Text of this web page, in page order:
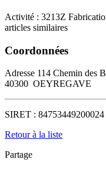
Activité : 3213Z
articles similaires
Coordonnées
Adresse 114 Chemin des
40300 OEYREGAVE
SIRET : 84753449200024
Retour à la liste
Partage